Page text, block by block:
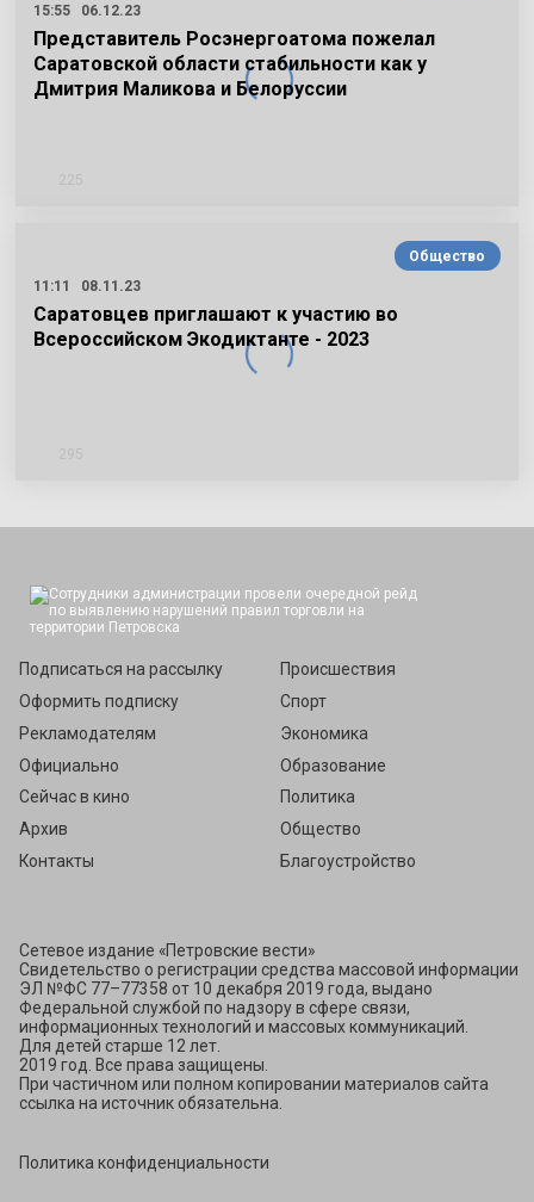
15:55
06.12.23
Представитель Росэнергоатома пожелал
Саратовской области стабильности как у
Дмитрия Маликова и Белоруссии
Общество
11:11
08.11.23
Саратовцев приглашают к участию во
Всероссийском Экодиктанте - 2023
Подписаться на рассылку
Оформить подписку
Рекламодателям
Официально
Сейчас в кино
Архив
Контакты
Происшествия
Спорт
Экономика
Образование
Политика
Общество
Благоустройство
Сетевое издание «Петровские вести»
Свидетельство о регистрации средства массовой информации
ЭЛ №ФС 77–77358 от 10 декабря 2019 года, выдано
Федеральной службой по надзору в сфере связи,
информационных технологий и массовых коммуникаций.
Для детей старше 12 лет.
2019 год. Все права защищены.
При частичном или полном копировании материалов сайта
ссылка на источник обязательна.
Политика конфиденциальности
Подписаться